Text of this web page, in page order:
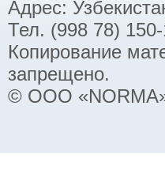
Адрес:
Тел. (998 78)
Копирование
запрещено.
© ООО